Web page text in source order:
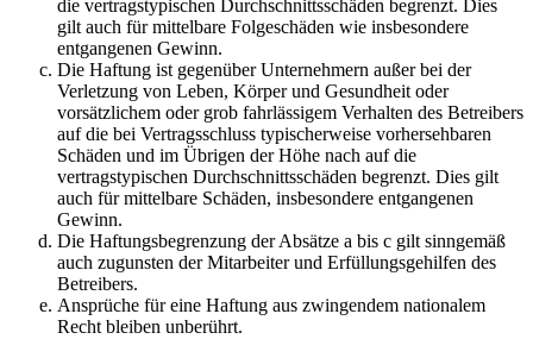
die vertragstypischen Durchschnittsschäden begrenzt. Dies
gilt auch für mittelbare Folgeschäden wie insbesondere
entgangenen Gewinn.
Die Haftung ist gegenüber Unternehmern außer bei der
Verletzung von Leben, Körper und Gesundheit oder
vorsätzlichem oder grob fahrlässigem Verhalten des Betreibers
auf die bei Vertragsschluss typischerweise vorhersehbaren
Schäden und im Übrigen der Höhe nach auf die
vertragstypischen Durchschnittsschäden begrenzt. Dies gilt
auch für mittelbare Schäden, insbesondere entgangenen
Gewinn.
Die Haftungsbegrenzung der Absätze a bis c gilt sinngemäß
auch zugunsten der Mitarbeiter und Erfüllungsgehilfen des
Betreibers.
Ansprüche für eine Haftung aus zwingendem nationalem
Recht bleiben unberührt.